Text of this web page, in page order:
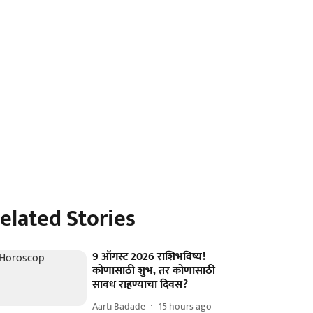
Stories
9 ऑगस्ट 2026 राशिभविष्य!
कोणासाठी शुभ, तर कोणासाठी
सावध राहण्याचा दिवस?
Aarti Badade 15 hours ago